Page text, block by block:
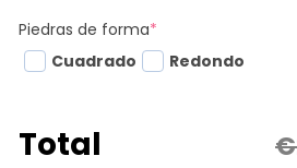
Piedras de forma*
Cuadrado
Redondo
Total